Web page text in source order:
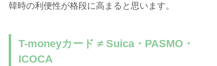
韓時の利便性が格段に高まると思います。
T-moneyカード ≠ Suica・PASMO・
ICOCA